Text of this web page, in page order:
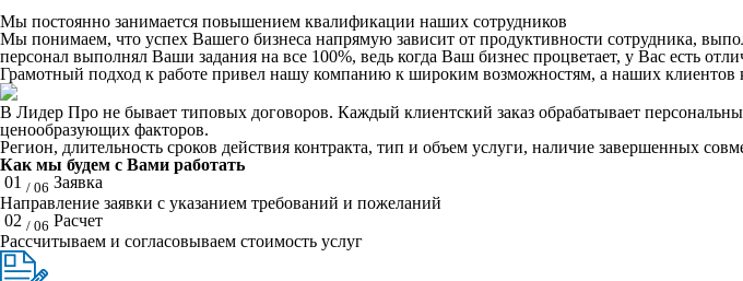
Мы постоянно занимается повышением квалификации наших сотрудников
Мы понимаем, что успех Вашего бизнеса напрямую зависит от продуктивности сотрудника,
персонал выполнял Ваши задания на все 100%, ведь когда Ваш бизнес процветает, у Вас есть
Грамотный подход к работе привел нашу компанию к широким возможностям, а наших
В Лидер Про не бывает типовых договоров. Каждый клиентский заказ обрабатывает
ценообразующих факторов.
Регион, длительность сроков действия контракта, тип и объем услуги, наличие завершенных
Как мы будем с Вами работать
01 / 06 Заявка
Направление заявки с указанием требований и пожеланий
02 / 06 Расчет
Рассчитываем и согласовываем стоимость услуг